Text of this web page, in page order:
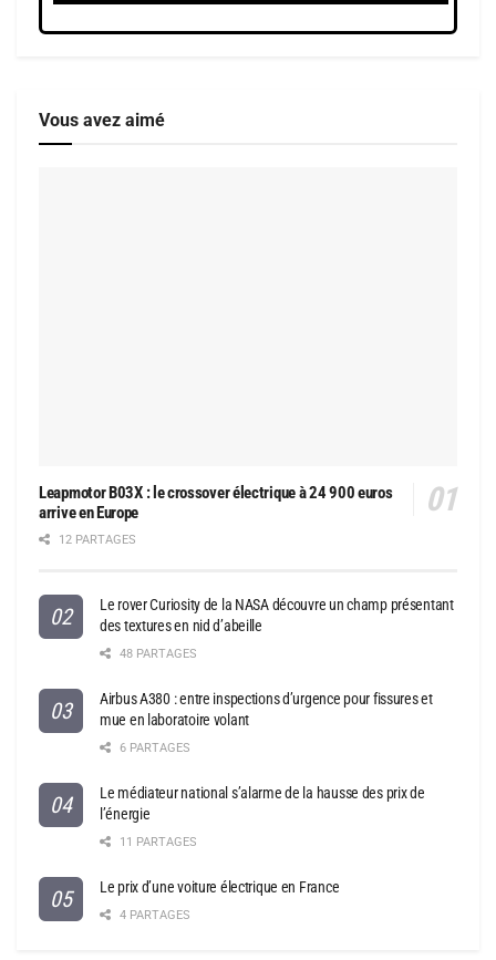
Vous avez aimé
Leapmotor B03X : le crossover électrique à 24 900 euros
arrive en Europe
12 PARTAGES
Le rover Curiosity de la NASA découvre un champ présentant
des textures en nid d’abeille
48 PARTAGES
Airbus A380 : entre inspections d’urgence pour fissures et
mue en laboratoire volant
6 PARTAGES
Le médiateur national s’alarme de la hausse des prix de
l’énergie
11 PARTAGES
Le prix d’une voiture électrique en France
4 PARTAGES